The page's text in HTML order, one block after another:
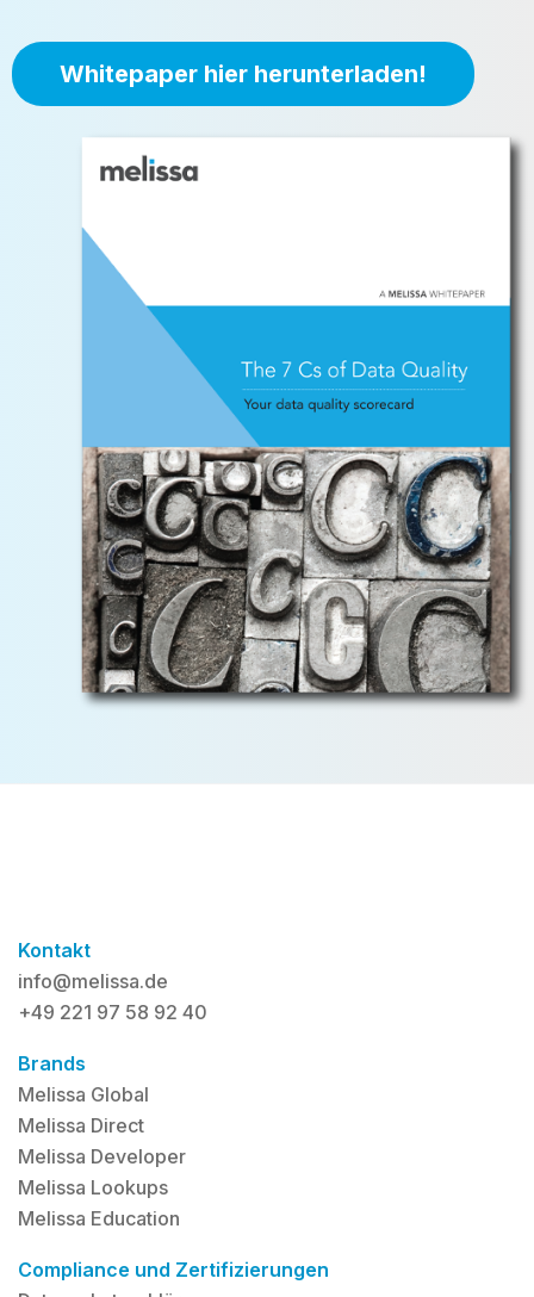
Whitepaper hier herunterladen!
Kontakt
info@melissa.de
+49 221 97 58 92 40
Brands
Melissa Global
Melissa Direct
Melissa Developer
Melissa Lookups
Melissa Education
Compliance und Zertifizierungen